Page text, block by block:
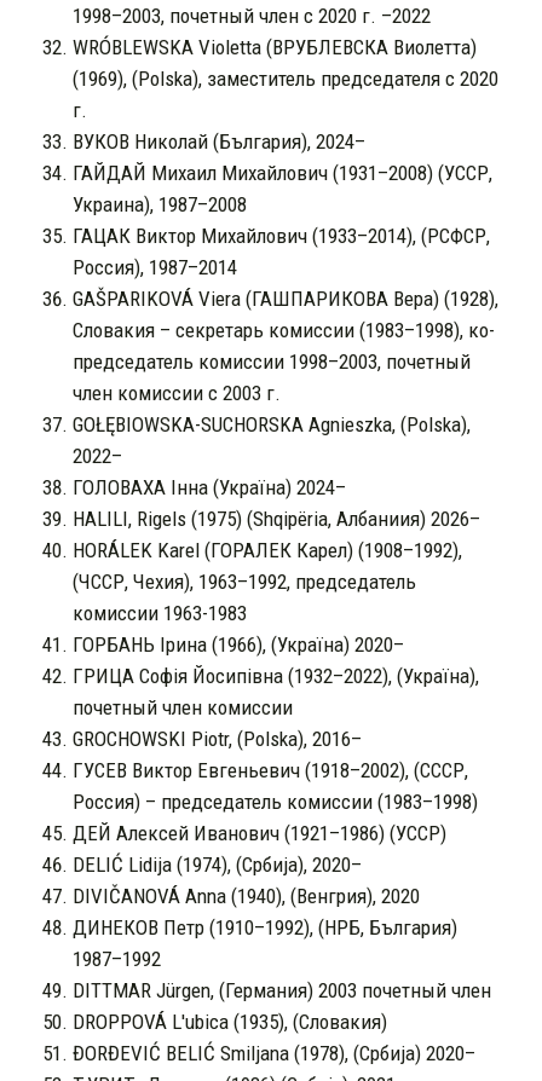
1998–2003, почетный член с 2020 г. –2022
WRÓBLEWSKA Violetta (ВРУБЛЕВСКА Виолетта)
(1969), (Polska), заместитель председателя с 2020
г.
ВУКОВ Николай (България), 2024–
ГАЙДАЙ Михаил Михайлович (1931–2008) (УССР,
Украина), 1987–2008
ГАЦАК Виктор Михайлович (1933–2014), (РСФСР,
Россия), 1987–2014
GAŠPARIKOVÁ Viera (ГАШПАРИКОВА Вера) (1928),
Словакия – секретарь комиссии (1983–1998), ко-
председатель комиссии 1998–2003, почетный
член комиссии с 2003 г.
GOŁĘBIOWSKA-SUCHORSKA Agnieszka, (Polska),
2022–
ГОЛОВАХА Інна (Україна) 2024–
HALILI, Rigels (1975) (Shqipëria, Албаниия) 2026–
HORÁLEK Karel (ГОРАЛЕК Карел) (1908–1992),
(ЧССР, Чехия), 1963–1992, председатель
комиссии 1963-1983
ГОРБАНЬ Iрина (1966), (Україна) 2020–
ГРИЦА Софія Йосипівна (1932–2022), (Україна),
почетный член комиссии
GROCHOWSKI Piotr, (Polska), 2016–
ГУСЕВ Виктор Евгеньевич (1918–2002), (СССР,
Россия) – председатель комиссии (1983–1998)
ДЕЙ Алексей Иванович (1921–1986) (УССР)
DELIĆ Lidija (1974), (Србиjа), 2020–
DIVIČANOVÁ Anna (1940), (Венгрия), 2020
ДИНЕКОВ Петр (1910–1992), (НРБ, България)
1987–1992
DITTMAR Jürgen, (Германия) 2003 почетный член
DROPPOVÁ L'ubica (1935), (Словакия)
ĐORĐEVIĆ BELIĆ Smiljana (1978), (Србија) 2020–